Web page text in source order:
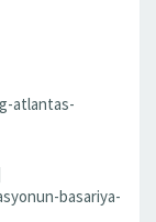
atlantas-
basariya-